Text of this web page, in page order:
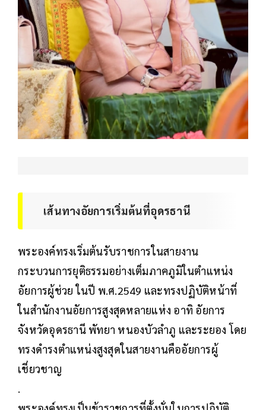
เส้นทางอัยการเริ่มต้นที่อุดรธานี
พระองค์ทรงเริ่มต้นรับราชการในสายงาน
กระบวนการยุติธรรมอย่างเต็มภาคภูมิในตำแหน่ง
อัยการผู้ช่วย ในปี พ.ศ.2549 และทรงปฏิบัติหน้าที่
ในสำนักงานอัยการสูงสุดหลายแห่ง อาทิ อัยการ
จังหวัดอุดรธานี พัทยา หนองบัวลำภู และระยอง โดย
ทรงดำรงตำแหน่งสูงสุดในสายงานคืออัยการผู้
เชี่ยวชาญ